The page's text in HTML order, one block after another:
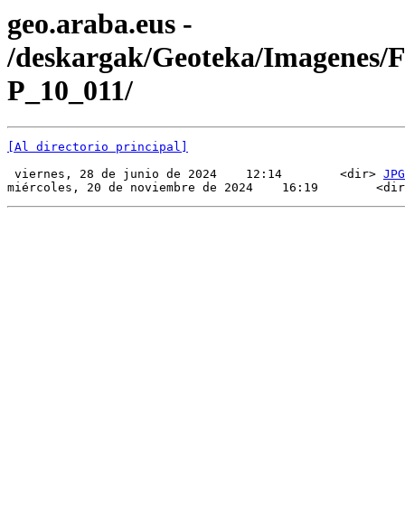
geo.araba.eus -
/deskargak/Geoteka/Imagenes/
P_10_011/
[Al directorio principal]
viernes, 28 de junio de 2024    12:14        <dir> JPG
miércoles, 20 de noviembre de 2024    16:19